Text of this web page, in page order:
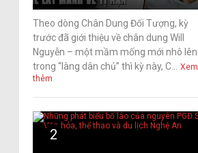
Theo dòng Chân Dung Đối Tượng, kỳ
trước đã giới thiệu về chân dung Will
Nguyễn – một mầm mống mới nhô lên
trong “làng dân chủ” thì kỳ này, C...
Xem
thêm
2